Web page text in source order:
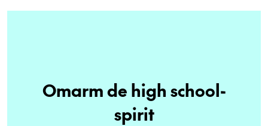
Omarm de high school-
spirit